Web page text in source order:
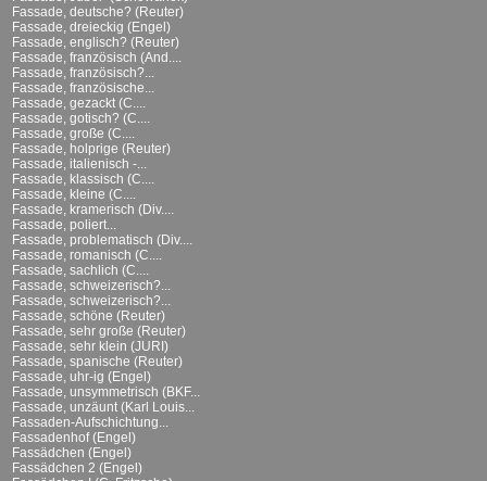
Fassade, deutsche? (Reuter)
Fassade, dreieckig (Engel)
Fassade, englisch? (Reuter)
Fassade, französisch (And....
Fassade, französisch?...
Fassade, französische...
Fassade, gezackt (C....
Fassade, gotisch? (C....
Fassade, große (C....
Fassade, holprige (Reuter)
Fassade, italienisch -...
Fassade, klassisch (C....
Fassade, kleine (C....
Fassade, kramerisch (Div....
Fassade, poliert...
Fassade, problematisch (Div....
Fassade, romanisch (C....
Fassade, sachlich (C....
Fassade, schweizerisch?...
Fassade, schweizerisch?...
Fassade, schöne (Reuter)
Fassade, sehr große (Reuter)
Fassade, sehr klein (JURI)
Fassade, spanische (Reuter)
Fassade, uhr-ig (Engel)
Fassade, unsymmetrisch (BKF...
Fassade, unzäunt (Karl Louis...
Fassaden-Aufschichtung...
Fassadenhof (Engel)
Fassädchen (Engel)
Fassädchen 2 (Engel)